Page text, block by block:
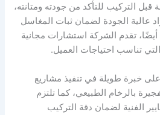
التركيب للتأكد من جودته ومتانته،
عالية الجودة لضمان ثبات المغاسل
أيضًا، تقدم الشركة استشارات مجانية
التي تناسب احتياجات العميل.
خبرة طويلة في تنفيذ مشاريع
بالرخام الطبيعي، كما تلتزم
الفنية لضمان دقة التركيب